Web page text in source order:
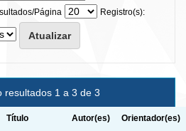
Página
Registro(s):
resultados 1 a 3 de 3
Título Autor(es) Orientador(es)